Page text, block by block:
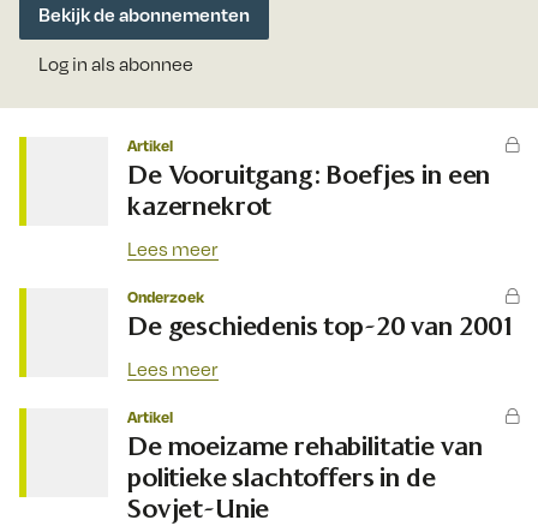
Bekijk de abonnementen
Log in als abonnee
Artikel
De Vooruitgang: Boefjes in een
kazernekrot
Lees meer
Onderzoek
De geschiedenis top-20 van 2001
Lees meer
Artikel
De moeizame rehabilitatie van
politieke slachtoffers in de
Sovjet-Unie